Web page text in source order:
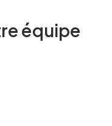
équipe